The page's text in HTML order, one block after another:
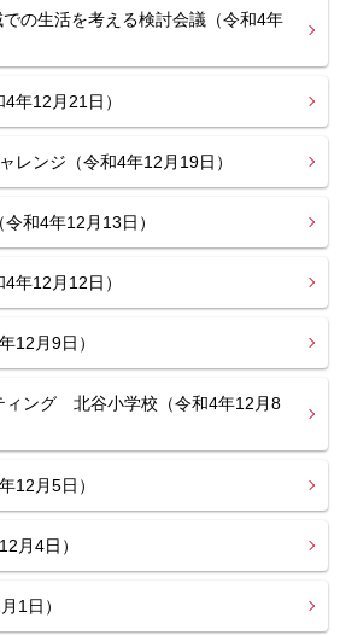
の生活を考える検討会議（令和4年
年12月21日）
レンジ（令和4年12月19日）
和4年12月13日）
年12月12日）
12月9日）
ィング 北谷小学校（令和4年12月8
12月5日）
月4日）
1日）